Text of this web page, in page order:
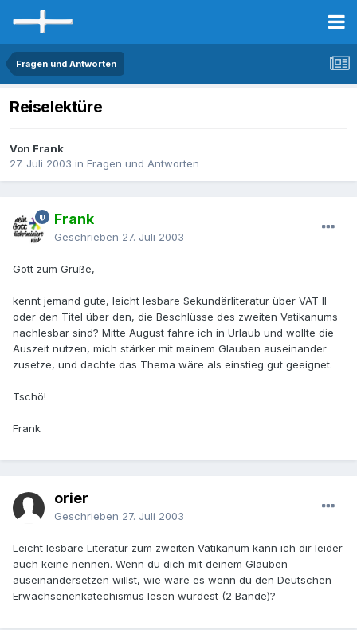
Fragen und Antworten
Reiselektüre
Von Frank
27. Juli 2003 in Fragen und Antworten
Frank
Geschrieben 27. Juli 2003
Gott zum Gruße,
kennt jemand gute, leicht lesbare Sekundärliteratur über VAT II
oder den Titel über den, die Beschlüsse des zweiten Vatikanums
nachlesbar sind? Mitte August fahre ich in Urlaub und wollte die
Auszeit nutzen, mich stärker mit meinem Glauben auseinander
zusetze, und dachte das Thema wäre als einstieg gut geeignet.
Tschö!
Frank
orier
Geschrieben 27. Juli 2003
Leicht lesbare Literatur zum zweiten Vatikanum kann ich dir leider
auch keine nennen. Wenn du dich mit deinem Glauben
auseinandersetzen willst, wie wäre es wenn du den Deutschen
Erwachsenenkatechismus lesen würdest (2 Bände)?